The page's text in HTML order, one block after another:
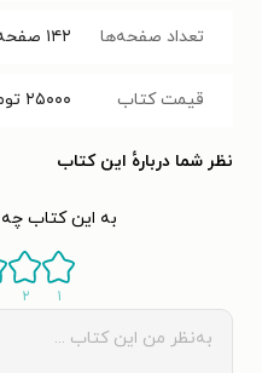
تعداد صفحه‌ها ۱۴۲
قیمت کتاب ۲۵۰۰۰
نظر شما دربارهٔ این کتاب
به این کتاب
۱ ۲